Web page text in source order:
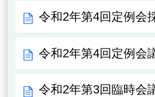
令和2年第4回定例会
令和2年第4回定例会
令和2年第3回臨時会